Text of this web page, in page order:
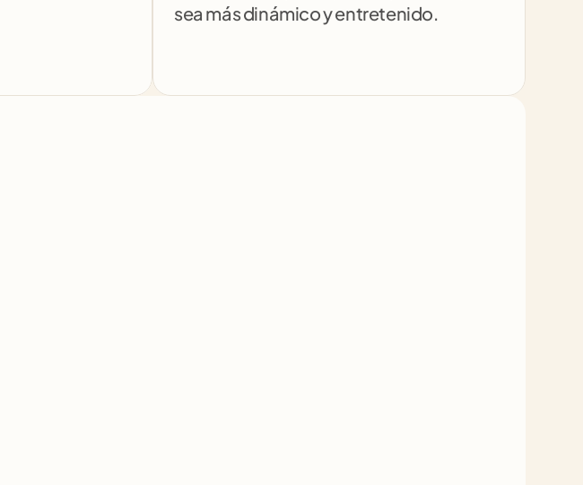
sea más dinámico y entretenido.